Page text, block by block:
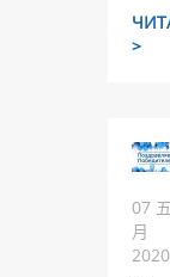
>
07 五
月
2020